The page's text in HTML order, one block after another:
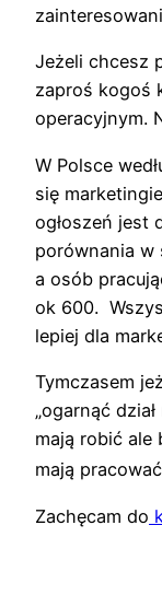
Jeżeli chcesz
zaproś kogoś
operacyjnym.
W Polsce
się
ogłoszeń jest
porównania w
a osób
ok 600.
lepiej dla
Tymczasem
„ogarnąć
mają robić ale
mają
Zachęcam do